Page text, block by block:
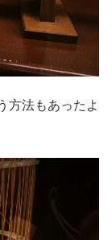
方法もあったよ